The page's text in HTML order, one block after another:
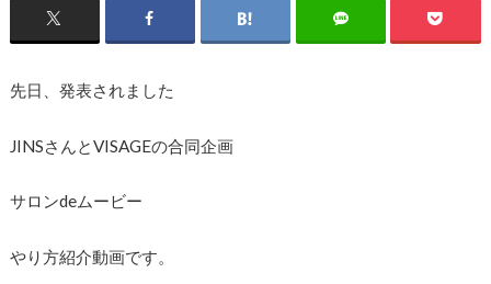
先日、発表されました
JINSさんとVISAGEの合同企画
サロンdeムービー
やり方紹介動画です。